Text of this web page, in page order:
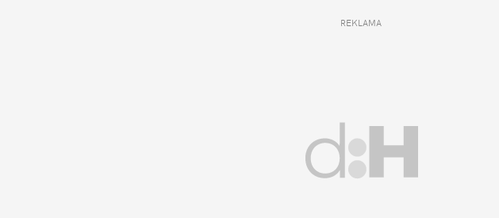
REKLAMA